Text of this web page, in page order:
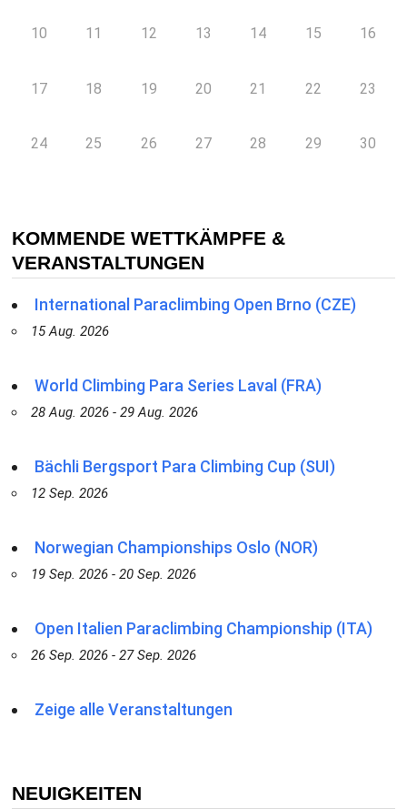
10 11 12 13 14 15 16
17 18 19 20 21 22 23
24 25 26 27 28 29 30
KOMMENDE WETTKÄMPFE &
VERANSTALTUNGEN
International Paraclimbing Open Brno (CZE)
15 Aug. 2026
World Climbing Para Series Laval (FRA)
28 Aug. 2026 - 29 Aug. 2026
Bächli Bergsport Para Climbing Cup (SUI)
12 Sep. 2026
Norwegian Championships Oslo (NOR)
19 Sep. 2026 - 20 Sep. 2026
Open Italien Paraclimbing Championship (ITA)
26 Sep. 2026 - 27 Sep. 2026
Zeige alle Veranstaltungen
NEUIGKEITEN